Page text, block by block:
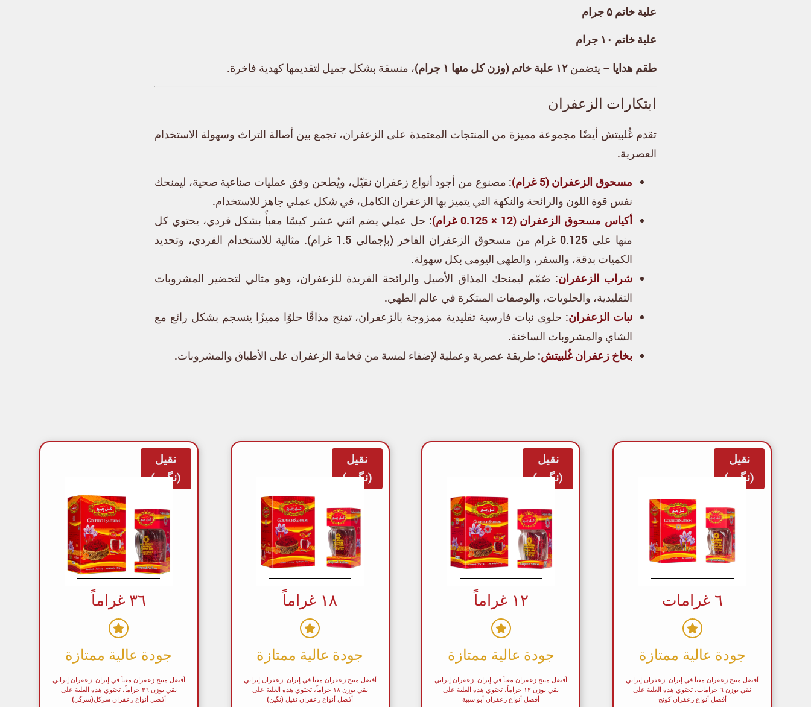
علبة خاتم ۵ جرام
علبة خاتم ۱۰ جرام
طقم هدايا – يتضمن ١٢ علبة خاتم (وزن كل منها ١ جرام) ، منسقة بشكل جميل لتقديمها كهدية فاخرة.
ابتكارات الزعفران
تقدم غُلبيتش أيضًا مجموعة مميزة من المنتجات المعتمدة على الزعفران، تجمع بين أصالة التراث وسهولة الاستخدام
العصرية.
مسحوق الزعفران (5 غرام)
: مصنوع من أجود أنواع زعفران نقيّل، ويُطحن وفق عمليات صناعية صحية، ليمنحك
نفس قوة اللون والرائحة والنكهة التي يتميز بها الزعفران الكامل، في شكل عملي جاهز للاستخدام.
أكياس مسحوق الزعفران (12 × 0.125 غرام)
: حل عملي يضم اثني عشر كيسًا معبأً بشكل فردي، يحتوي كل
منها على 0.125 غرام من مسحوق الزعفران الفاخر (بإجمالي 1.5 غرام). مثالية للاستخدام الفردي، وتحديد
الكميات بدقة، والسفر، والطهي اليومي بكل سهولة.
شراب الزعفران: صُمّم ليمنحك المذاق الأصيل والرائحة الفريدة للزعفران، وهو مثالي لتحضير المشروبات
التقليدية، والحلويات، والوصفات المبتكرة في عالم الطهي.
نبات الزعفران: حلوى نبات فارسية تقليدية ممزوجة بالزعفران، تمنح مذاقًا حلوًا مميزًا ينسجم بشكل رائع مع
الشاي والمشروبات الساخنة.
بخاخ زعفران غُلبيتش: طريقة عصرية وعملية لإضفاء لمسة من فخامة الزعفران على الأطباق والمشروبات.
نقيل
(نگین)
٦ غرامات
جودة عالية ممتازة
أفضل منتج زعفران معبأ في إيران. زعفران إيراني
نقي بوزن ٦ جرامات، تحتوي هذه العلبة على
أفضل أنواع زعفران كونج
نقيل
(نگین)
١٢ غراماً
جودة عالية ممتازة
أفضل منتج زعفران معبأ في إيران. زعفران إيراني
نقي بوزن ١٢ جراماً، تحتوي هذه العلبة على
أفضل أنواع زعفران أبو شيبة
نقيل
(نگین)
١٨ غراماً
جودة عالية ممتازة
أفضل منتج زعفران معبأ في إيران. زعفران إيراني
نقي بوزن ١٨ جراماً، تحتوي هذه العلبة على
أفضل أنواع زعفران نقيل (نگین)
نقيل
(نگین)
٣٦ غراماً
جودة عالية ممتازة
أفضل منتج زعفران معبأ في إيران. زعفران إيراني
نقي بوزن ٣٦ جراماً، تحتوي هذه العلبة على
أفضل أنواع زعفران سرکل(سرگل)